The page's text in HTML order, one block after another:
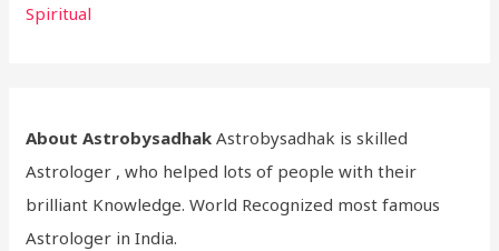
Spiritual
About Astrobysadhak Astrobysadhak is skilled
Astrologer , who helped lots of people with their
brilliant Knowledge. World Recognized most famous
Astrologer in India.